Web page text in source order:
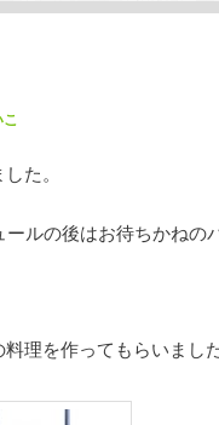
こ
た。
ルの後はお待ちかねの
理を作ってもらいました